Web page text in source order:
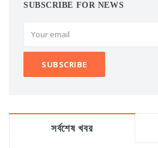
SUBSCRIBE FOR NEWS
সর্বশেষ খবর